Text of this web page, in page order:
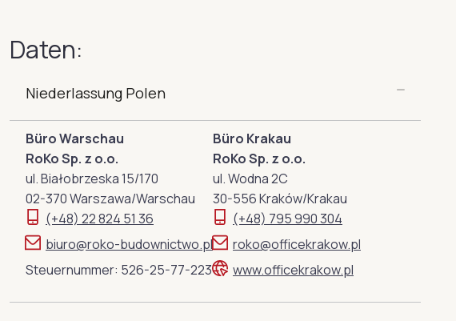
Daten:
Niederlassung Polen
Büro Warschau
RoKo Sp. z o.o.
ul. Białobrzeska 15/170
02-370 Warszawa/Warschau
(+48) 22 824 51 36
biuro@roko-budownictwo.pl
Steuernummer: 526-25-77-223
Büro Krakau
RoKo Sp. z o.o.
ul. Wodna 2C
30-556 Kraków/Krakau
(+48) 795 990 304
roko@officekrakow.pl
www.officekrakow.pl